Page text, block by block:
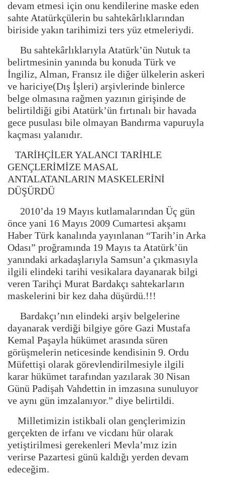
devam etmesi için onu kendilerine maske eden
sahte Atatürkçülerin bu sahtekârlıklarından
biriside yakın tarihimizi ters yüz etmeleriydi.
Bu sahtekârlıklarıyla Atatürk’ün Nutuk ta
belirtmesinin yanında bu konuda Türk ve
İngiliz, Alman, Fransız ile diğer ülkelerin askeri
ve hariciye(Dış İşleri) arşivlerinde binlerce
belge olmasına rağmen yazının girişinde de
belirtildiği gibi Atatürk’ün fırtınalı bir havada
gece pusulası bile olmayan Bandırma vapuruyla
kaçması yalanıdır.
TARİHÇİLER YALANCI TARİHLE
GENÇLERİMİZE MASAL
ANTALATANLARIN MASKELERİNİ
DÜŞÜRDÜ
2010’da 19 Mayıs kutlamalarından Üç gün
önce yani 16 Mayıs 2009 Cumartesi akşamı
Haber Türk kanalında yayınlanan “Tarih’in Arka
Odası” proğramında 19 Mayıs ta Atatürk’ün
yanındaki arkadaşlarıyla Samsun’a çıkmasıyla
ilgili elindeki tarihi vesikalara dayanarak bilgi
veren Tarihçi Murat Bardakçı sahtekarların
maskelerini bir kez daha düşürdü.!!!
Bardakçı’nın elindeki arşiv belgelerine
dayanarak verdiği bilgiye göre Gazi Mustafa
Kemal Paşayla hükümet arasında süren
görüşmelerin neticesinde kendisinin 9. Ordu
Müfettişi olarak görevlendirilmesiyle ilgili
karar hükümet tarafından yazılarak 30 Nisan
Günü Padişah Vahdettin in imzasına sunuluyor
ve aynı gün imzalanıyor.” diye belirtildi.
Milletimizin istikbali olan gençlerimizin
gerçekten de irfanı ve vicdanı hür olarak
yetiştirilmesi gerekenleri Mevla’mız izin
verirse Pazartesi günü kaldığı yerden devam
edeceğim.